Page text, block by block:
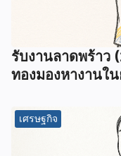
รับงานลาดพร้าว
ทองมองหางานใ
เศรษฐกิจ